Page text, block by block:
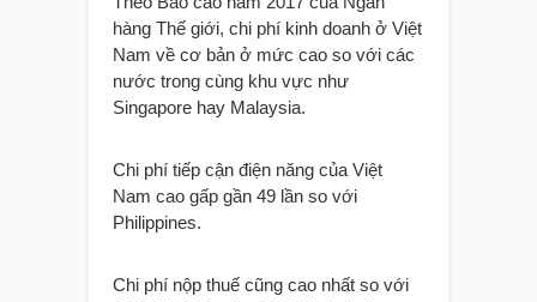
hàng Thế giới, chi phí kinh doanh ở Việt
Nam về cơ bản ở mức cao so với các
nước trong cùng khu vực như
Singapore hay Malaysia.
Chi phí tiếp cận điện năng của Việt
Nam cao gấp gần 49 lần so với
Philippines.
Chi phí nộp thuế cũng cao nhất so với